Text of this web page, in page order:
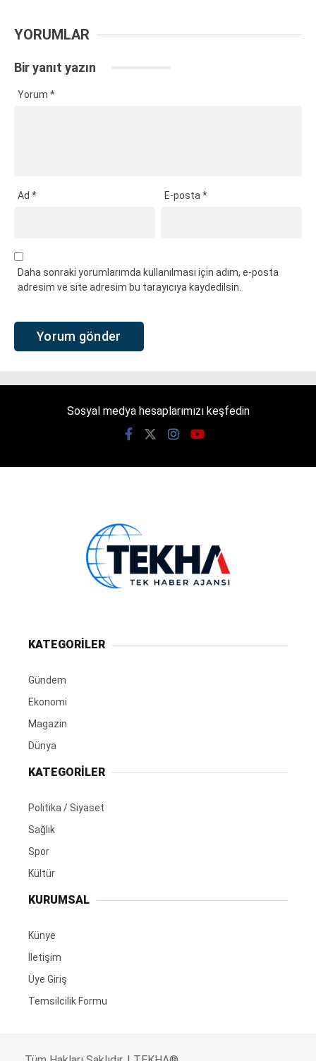
YORUMLAR
Bir yanıt yazın
Yorum *
Ad * E-posta*
Daha sonraki yorumlarımda kullanılması için adım, e-posta
adresim ve site adresim bu tarayıcıya kaydedilsin.
Sosyal medya hesaplarımızı keşfedin
KATEGORİLER
Gündem
Ekonomi
Magazin
Dünya
KATEGORİLER
Politika / Siyaset
Sağlık
Spor
Kültür
KURUMSAL
Künye
İletişim
Üye Giriş
Temsilcilik Formu